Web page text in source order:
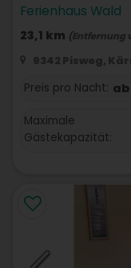
Ferienhaus Wald
23,1 km (Entfernung
9342 Pisweg,
Preis pro Nacht:
Maximale
Gästekapazität: